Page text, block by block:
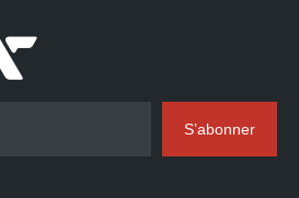
S’abonner